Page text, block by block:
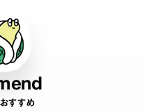
すすめ